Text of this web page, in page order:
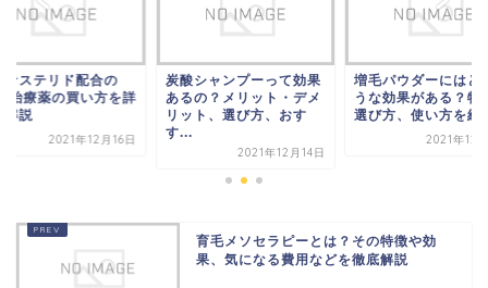
ナステリド配合の
治療薬の買い方を詳
解説
2021年12月16日
炭酸シャンプーって効果
あるの？メリット・デメ
リット、選び方、おす
す...
2021年12月14日
増毛パウダーにはど
うな効果がある？特
選び方、使い方を紹
2021年12
育毛メソセラピーとは？その特徴や効
果、気になる費用などを徹底解説